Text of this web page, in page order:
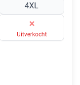
4XL
×
Uitverkocht